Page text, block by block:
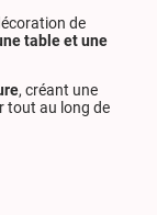
de
table et une
, créant une
tout au long de